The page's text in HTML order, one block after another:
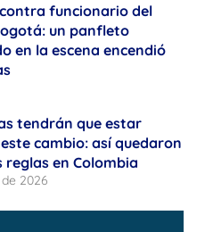
funcionario del
un panfleto
en la escena encendió
tendrán que estar
cambio: así quedaron
reglas en Colombia
2026